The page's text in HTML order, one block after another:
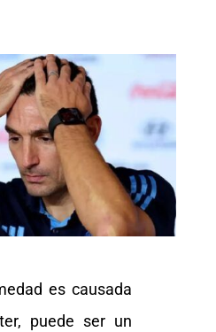
es causada
puede ser un